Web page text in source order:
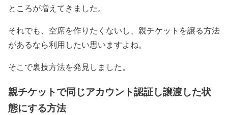
ところが増えてきました。
それでも、空席を作りたくないし、親チケットを譲る方法
があるなら利用したい思いますよね。
そこで裏技方法を発見しました。
親チケットで同じアカウント認証し譲渡した状
態にする方法